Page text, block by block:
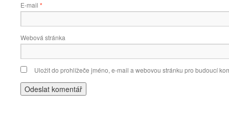
E-mail *
Webová stránka
Uložit do prohlížeče jméno, e-mail a webovou stránku pro budoucí